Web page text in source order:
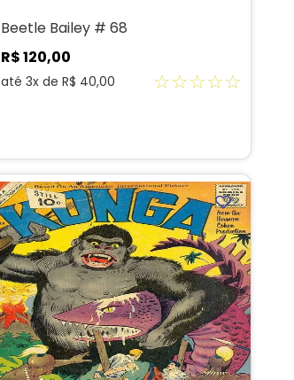
Beetle Bailey # 68
R$120,00
até3x deR$ 40,00 ☆☆☆☆☆